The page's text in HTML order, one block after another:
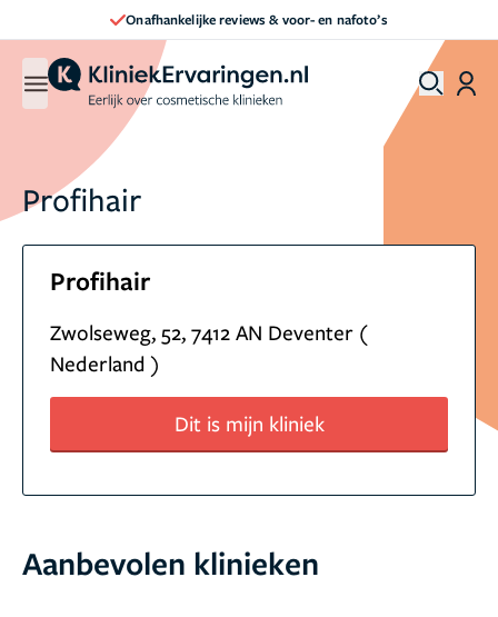
Onafhankelijke reviews & voor- en nafoto’s
Profihair
Profihair
Zwolseweg, 52, 7412 AN Deventer (
Nederland )
Dit is mijn kliniek
Aanbevolen klinieken